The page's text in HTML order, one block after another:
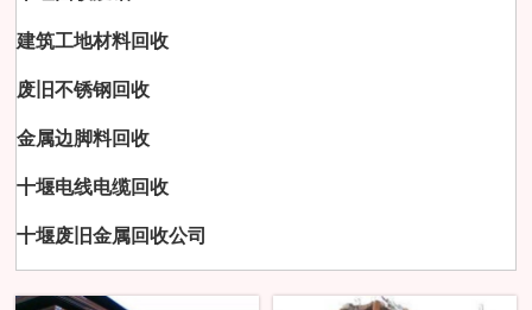
建筑工地材料回收
废旧不锈钢回收
金属边脚料回收
十堰电线电缆回收
十堰废旧金属回收公司